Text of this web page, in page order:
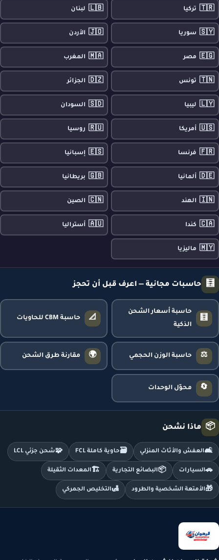
🇹🇷 تركيا 🇱🇧 لبنان
🇸🇾 سوريا 🇯🇴 الأردن
🇪🇬 مصر 🇲🇦 المغرب
🇹🇳 تونس 🇩🇿 الجزائر
🇱🇾 ليبيا 🇸🇩 السودان
🇺🇸 أمريكا 🇷🇺 روسيا
🇫🇷 فرنسا 🇪🇸 إسبانيا
🇩🇪 ألمانيا 🇬🇧 بريطانيا
🇮🇳 الهند 🇨🇳 الصين
🇨🇦 كندا 🇦🇺 أستراليا
🇲🇾 ماليزيا
🧮 حاسبات مجانية — اعرف قبل أن تحجز
🧮
حاسبة أسعار الشحن
الذكية
📐 حاسبة CBM للحاويات
⚖️ حاسبة الوزن الحجمي 🌍 مقارنة طرق الشحن
🔄 محوّل الوحدات
📦 ماذا نشحن
🛋️العفش والأثاث المنزلي 🗃️حاوية كاملة FCL 🧩شحن جزئي LCL
🚗السيارات 📦البضائع التجارية 🏗️ المعدات الثقيلة
🎁الأمتعة الشخصية والطرود 🛃التخليص الجمركي